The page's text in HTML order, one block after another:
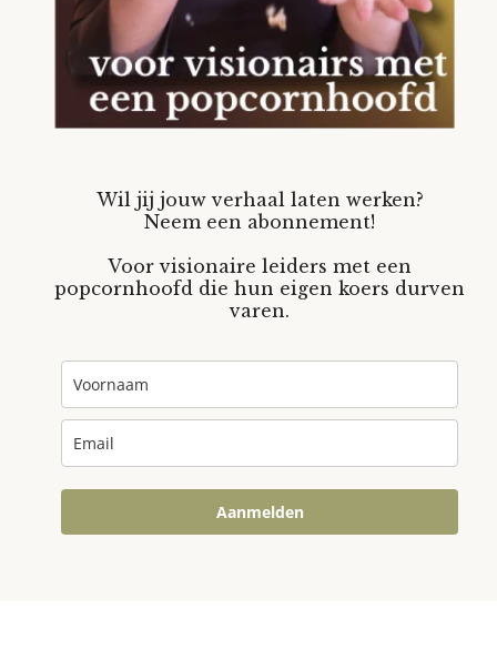
Wil jij jouw verhaal laten werken?
Neem een abonnement!
Voor visionaire leiders met een
popcornhoofd die hun eigen koers durven
varen.
Aanmelden